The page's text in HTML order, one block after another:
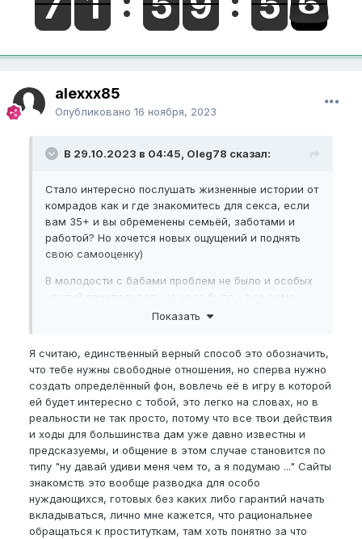
alexxx85
Опубликовано 16 ноября, 2023
В 29.10.2023 в 04:45, Oleg78 сказал:
Стало интересно послушать жизненные истории от
комрадов как и где знакомитесь для секса, если
вам 35+ и вы обременены семьёй, заботами и
работой? Но хочется новых ощущений и поднять
свою самооценку)
В молодости с бабами проблем не было и особых
собой как-то шло. И по молодости они более
стараются нагуляться и попутно найти свою
любимку) С возрастом у них появляется больше
требований, эти требования видоизменяются у
некоторых к мужчине и они более осторожны
перед сексом или тщательнее ищут спонсора. И
путь до секса становится невыносимым. Даже на
сайтах знакомств они сразу начинают пробивать
финансовое и семейное положение, предложения
финансовой помощи и отдыха на выходные - как
это жене объяснить?))))) Понятно если ты холост,
без семьи и жены....
Показать
Я считаю, единственный верный способ это обозначить,
что тебе нужны свободные отношения, но сперва нужно
создать определённый фон, вовлечь её в игру в которой
ей будет интересно с тобой, это легко на словах, но в
реальности не так просто, потому что все твои действия
и ходы для большинства дам уже давно известны и
предсказуемы, и общение в этом случае становится по
типу "ну давай удиви меня чем то, а я подумаю ..." Сайты
знакомств это вообще разводка для особо
нуждающихся, готовых без каких либо гарантий начать
вкладываться, лично мне кажется, что рациональнее
обращаться к проституткам, там хоть понятно за что